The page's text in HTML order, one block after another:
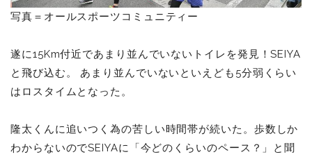
写真＝オールスポーツコミュニティー
遂に15Km付近であまり並んでいないトイレを発見！SEIYA
と飛び込む。 あまり並んでいないといえども5分弱くらい
はロスタイムとなった。
隆太くんに追いつく為の苦しい時間帯が続いた。歩数しか
わからないのでSEIYAに「今どのくらいのペース？」と聞